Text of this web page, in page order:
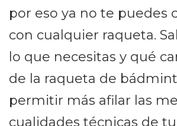
por eso ya no te puedes
con cualquier raqueta.
lo que necesitas y qué
de la raqueta de
permitir más afilar las
cualidades técnicas de